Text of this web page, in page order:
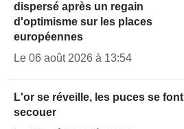
dispersé après un regain
d'optimisme sur les places
européennes
Le 06 août 2026 à 13:54
L'or se réveille, les puces se font
secouer